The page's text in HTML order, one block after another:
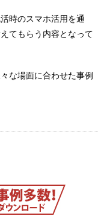
時のスマホ活用を通
てもらう内容となって
な場面に合わせた事例